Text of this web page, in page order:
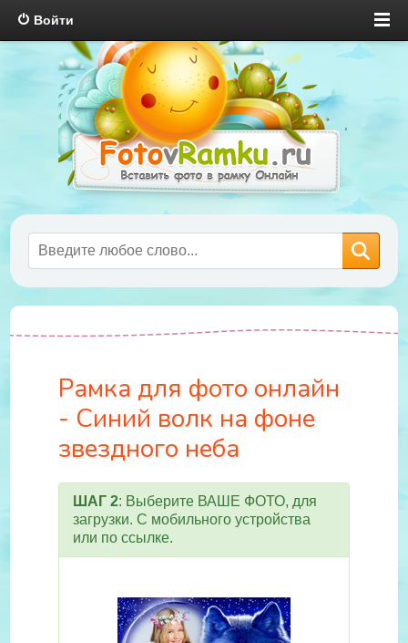
Войти
Рамка для фото онлайн
- Синий волк на фоне
звездного неба
ШАГ 2: Выберите ВАШЕ ФОТО, для
загрузки. С мобильного устройства
или по ссылке.